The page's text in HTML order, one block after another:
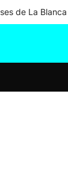
de La Blanca